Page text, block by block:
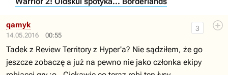
14.05.2016 00:55
3
qamyk
Tadek z Review Territory z Hyper'a? Nie sądziłem, że go
jeszcze zobaczę a już na pewno nie jako członka ekipy